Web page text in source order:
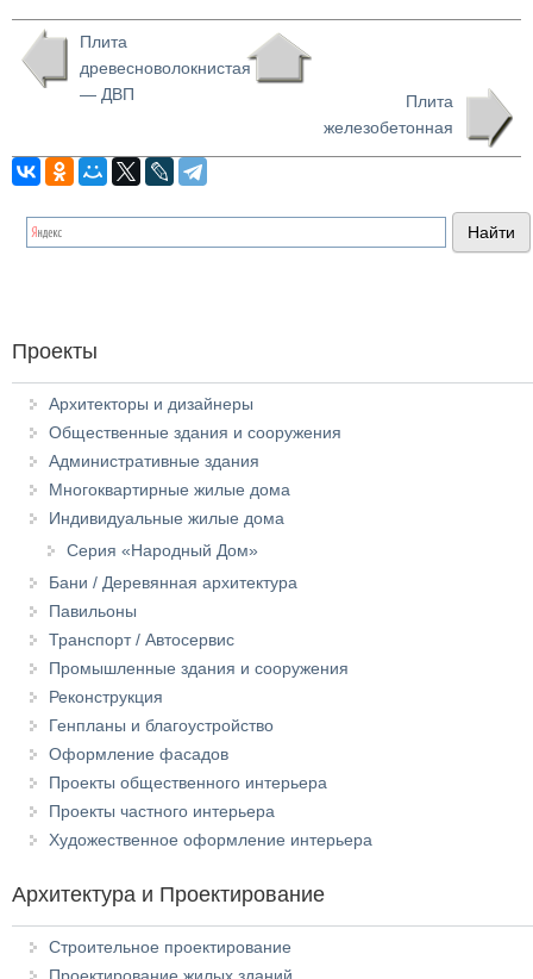
Плита
древесноволокнистая
— ДВП
Плита
железобетонная
Проекты
Архитекторы и дизайнеры
Общественные здания и сооружения
Административные здания
Многоквартирные жилые дома
Индивидуальные жилые дома
Серия «Народный Дом»
Бани / Деревянная архитектура
Павильоны
Транспорт / Автосервис
Промышленные здания и сооружения
Реконструкция
Генпланы и благоустройство
Оформление фасадов
Проекты общественного интерьера
Проекты частного интерьера
Художественное оформление интерьера
Архитектура и Проектирование
Строительное проектирование